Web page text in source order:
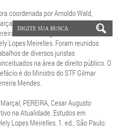
coordenada por Arnoldo Wald,
Justen Filho e Cesar A. Guimarães
em homenagem ao centenário de
Lopes Meirelles. Foram reunidos
de diversos juristas
na área de direito público. O
é do Ministro do STF Gilmar
Mendes.
PEREIRA, Cesar Augusto
na Atualidade. Estudos em
Lopes Meirelles. 1. ed., São Paulo: